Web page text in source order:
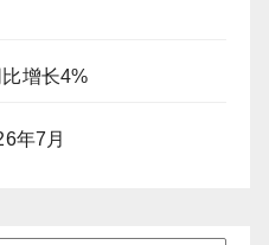
增长4%
年7月